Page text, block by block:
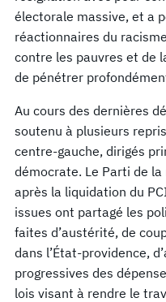
électorale massive, et a
réactionnaires du
contre les pauvres et de
de pénétrer
Au cours des dernières
soutenu à plusieurs
centre-gauche, dirigés
démocrate. Le Parti de
après la liquidation du
issues ont partagé les
faites d’austérité, de
dans l’État-providence,
progressives des
lois visant à rendre le